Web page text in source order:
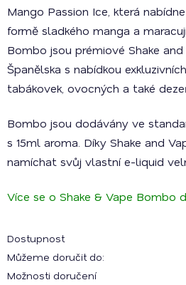
Mango Passion Ice, která
formě sladkého manga a
Bombo jsou prémiové Shake
Španělska s nabídkou
tabákovek, ovocných a také
Bombo jsou dodávány ve
s 15ml aroma. Díky Shake and
namíchat svůj vlastní e-liquid
Více se o Shake & Vape Bombo
Dostupnost
Můžeme doručit do:
Možnosti doručení